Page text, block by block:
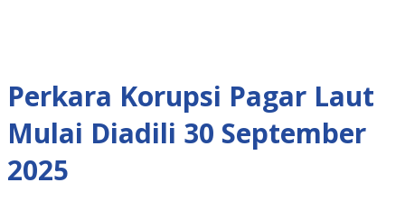
Perkara Korupsi Pagar Laut
Mulai Diadili 30 September
2025